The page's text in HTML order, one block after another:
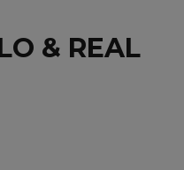
& REAL